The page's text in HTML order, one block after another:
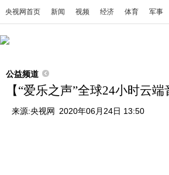
央视网首页 新闻 视频 经济 体育 军事
公益频道
【“爱乐之声”全球24小时云
来源:央视网 2020年06月24日 13:50